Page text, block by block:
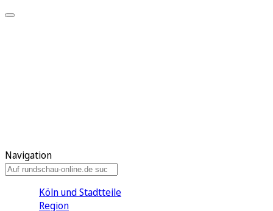
Navigation
Köln und Stadtteile
Region